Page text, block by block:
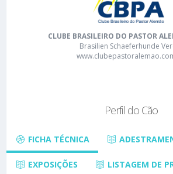
CLUBE BRASILEIRO DO PASTOR
Brasilien Schaeferhunde
Perfil do Cão
FICHA TÉCNICA
EXPOSIÇÕES LISTAGEM DE